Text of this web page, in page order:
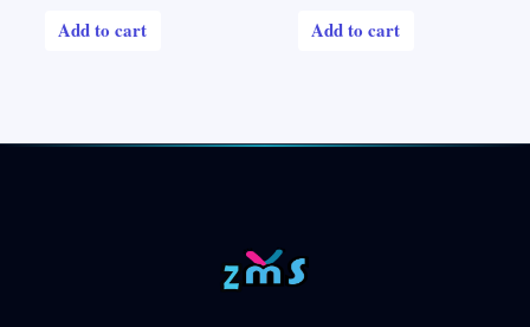
Add to cart Add to cart